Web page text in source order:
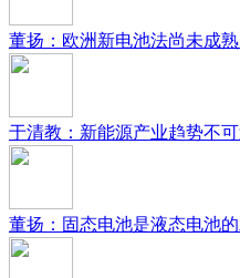
董扬：欧洲新电池法尚未成
于清教：新能源产业趋势不
董扬：固态电池是液态电池